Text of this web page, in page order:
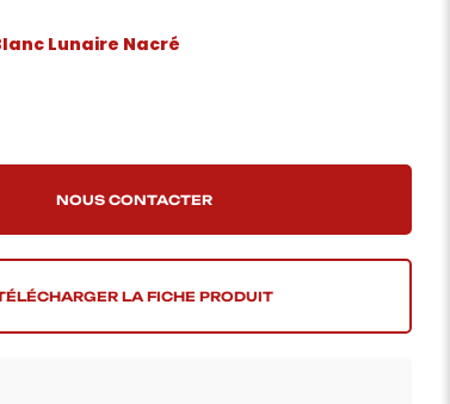
Lunaire Nacré
LA FICHE PRODUIT